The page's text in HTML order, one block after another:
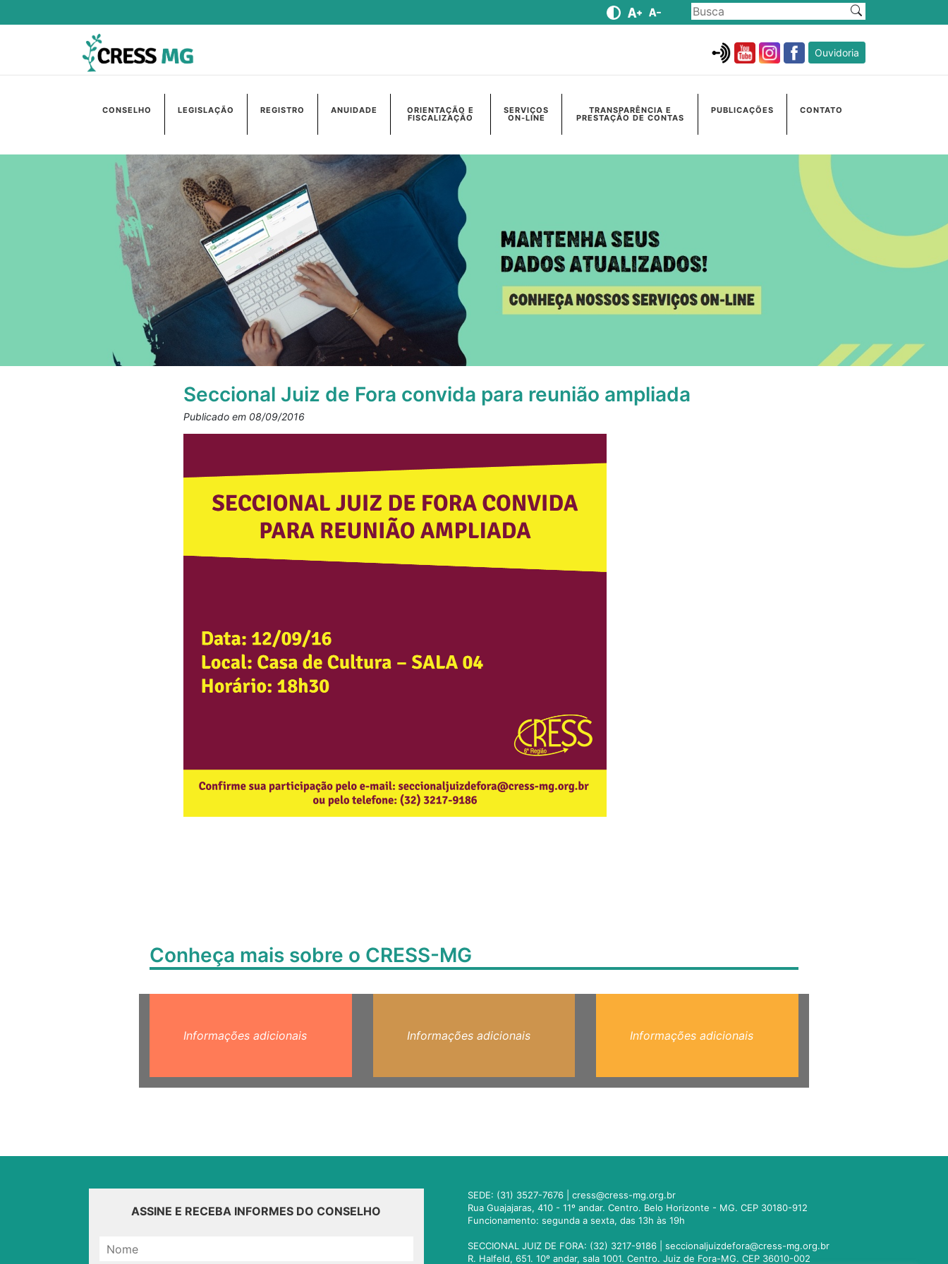
Ouvidoria
CONSELHO LEGISLAÇÃO REGISTRO ANUIDADE ORIENTAÇÃO E
FISCALIZAÇÃO
SERVIÇOS
ON-LINE
TRANSPARÊNCIA E
PRESTAÇÃO DE CONTAS
PUBLICAÇÕES CONTATO
Seccional Juiz de Fora convida para reunião ampliada
Publicado em 08/09/2016
Conheça mais sobre o CRESS-MG
Informações adicionais Informações adicionais Informações adicionais
ASSINE E RECEBA INFORMES DO CONSELHO
SEDE: (31) 3527-7676 |cress@cress-mg.org.br
Rua Guajajaras, 410 - 11º andar. Centro. Belo Horizonte - MG. CEP 30180-912
Funcionamento: segunda a sexta, das 13h às 19h
SECCIONAL JUIZ DE FORA: (32) 3217-9186 |seccionaljuizdefora@cress-mg.org.br
R. Halfeld, 651. 10º andar, sala 1001. Centro. Juiz de Fora-MG. CEP 36010-002